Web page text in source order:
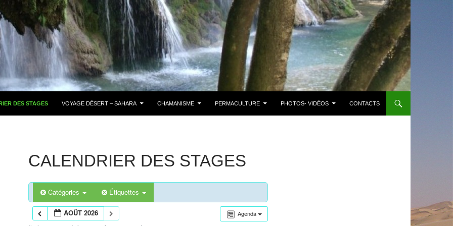
DES STAGES VOYAGE DÉSERT – SAHARA CHAMANISME PERMACULTURE PHOTOS- VIDÉOS CONTACTS
CALENDRIER DES STAGES
Catégories Étiquettes
Agenda
AOÛT 2026